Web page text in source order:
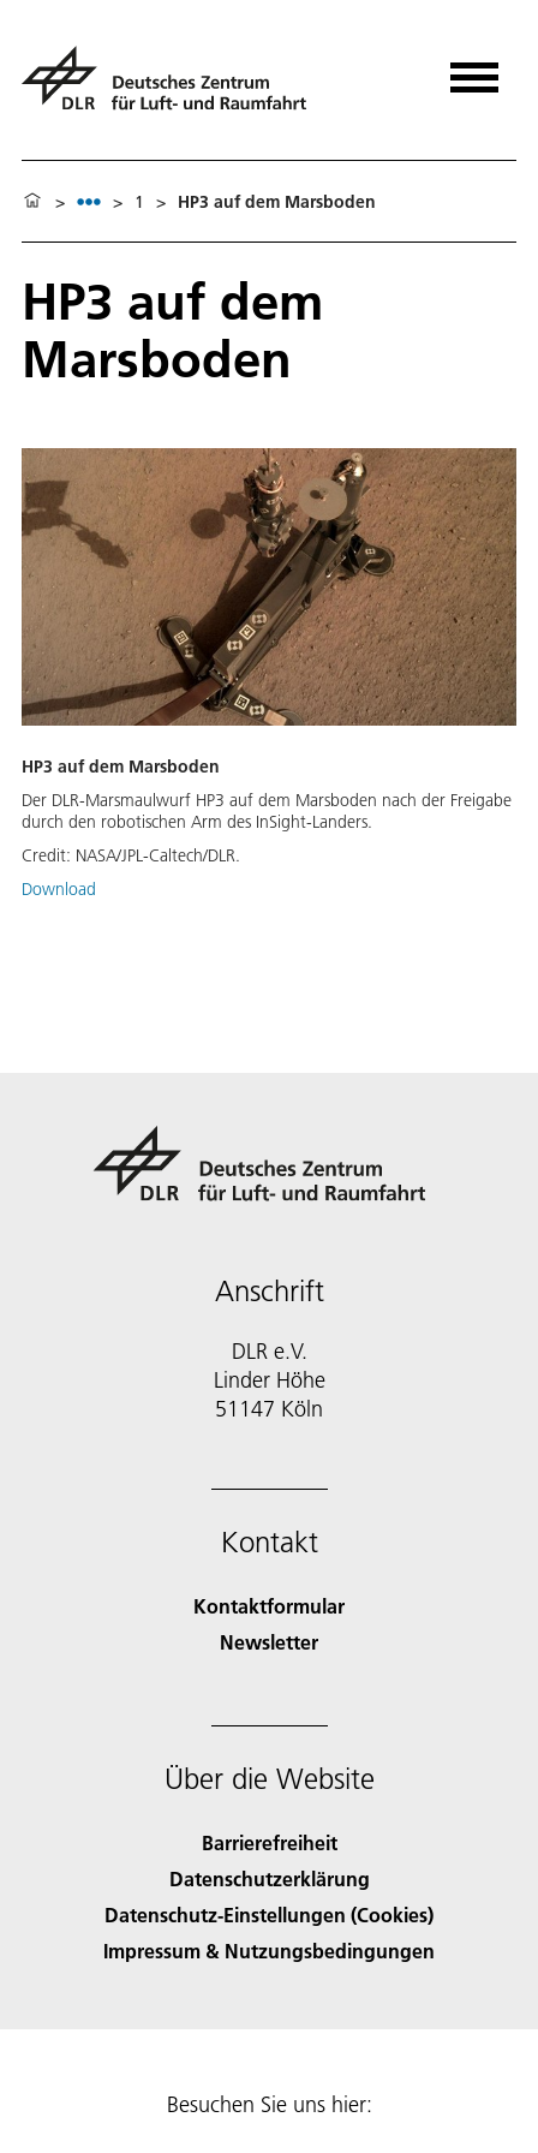
> > 1 > HP3 auf dem Marsboden
HP3 auf dem
Marsboden
HP3 auf dem Marsboden
Der DLR-Marsmaulwurf HP3 auf dem Marsboden nach der Freigabe
durch den robotischen Arm des InSight-Landers.
Credit: NASA/JPL-Caltech/DLR.
Download
Anschrift
DLR e.V.
Linder Höhe
51147 Köln
Kontakt
Kontaktformular
Newsletter
Über die Website
Barrierefreiheit
Datenschutzerklärung
Datenschutz-Einstellungen (Cookies)
Impressum & Nutzungsbedingungen
Besuchen Sie uns hier: